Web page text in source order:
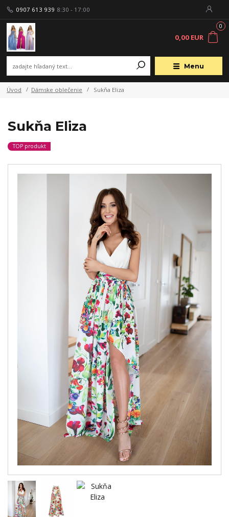
Menu
0907 613 939 8:30 - 17:00
0
0,00 EUR
Úvod Dámske oblečenie Sukňa Eliza
Sukňa Eliza
TOP produkt